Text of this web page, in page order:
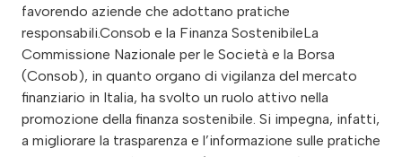
favorendo aziende che adottano pratiche
responsabili.Consob e la Finanza SostenibileLa
Commissione Nazionale per le Società e la Borsa
(Consob), in quanto organo di vigilanza del mercato
finanziario in Italia, ha svolto un ruolo attivo nella
promozione della finanza sostenibile. Si impegna, infatti,
a migliorare la trasparenza e l’informazione sulle pratiche